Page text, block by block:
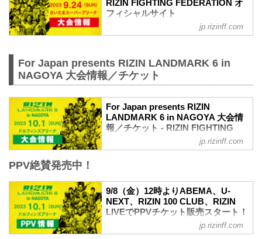
RIZIN FIGHTING FEDERATION オ
フィシャルサイト
youtu.be
RIZIN.44 大会概要
開催日時
2023年9月24日（日）12:00開場 / 14:00開
始
終了予定時間
20:00〜21:00頃
※試合内容、イベント進行によって終了
予定時間が前後することがありますので
さいたまスーパーアリーナ
JR京浜東北線・JR上野東京ライン（宇都
宮線・高崎線）「さいたま新都心」駅か
ら徒歩3分
JR埼京線「北与野」駅から徒歩7分
jp.rizinff.com
For Japan presents RIZIN LANDMARK 6 in
NAGOYA 大会情報／チケット
For Japan presents RIZIN
LANDMARK 6 in NAGOYA 大会情
報／チケット - RIZIN FIGHTING
FEDERATION オフィシャルサイト
youtu.be
For Japan presents RIZIN LANDMARK 6
in NAGOYA大会概要
2023年10月1日（日）11:30開場 / 13:00開
jp.rizinff.com
PPV絶賛発売中！
9/8（金）12時よりABEMA、U-
NEXT、RIZIN 100 CLUB、RIZIN
LIVEでPPVチケット販売スタート！
RIZIN LANDMARK 6 in NAGOYA
PPV配信情報 - RIZIN FIGHTING
jp.rizinff.com